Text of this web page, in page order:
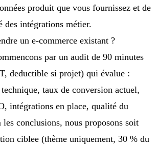
produit que vous fournissez et de
des intégrations métier.
un e-commerce existant ?
par un audit de 90 minutes
deductible si projet) qui évalue :
taux de conversion actuel,
intégrations en place, qualité du
les conclusions, nous proposons soit
ciblee (thème uniquement, 30 % du